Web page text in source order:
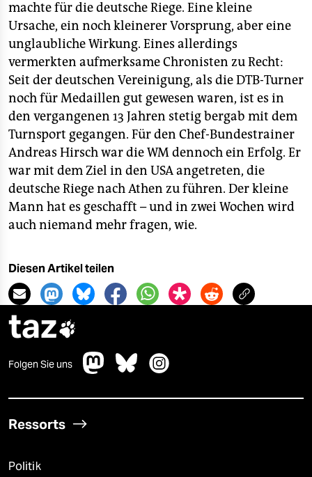
machte für die deutsche Riege. Eine kleine
Ursache, ein noch kleinerer Vorsprung, aber eine
unglaubliche Wirkung. Eines allerdings
vermerkten aufmerksame Chronisten zu Recht:
Seit der deutschen Vereinigung, als die DTB-Turner
noch für Medaillen gut gewesen waren, ist es in
den vergangenen 13 Jahren stetig bergab mit dem
Turnsport gegangen. Für den Chef-Bundestrainer
Andreas Hirsch war die WM dennoch ein Erfolg. Er
war mit dem Ziel in den USA angetreten, die
deutsche Riege nach Athen zu führen. Der kleine
Mann hat es geschafft – und in zwei Wochen wird
auch niemand mehr fragen, wie.
Diesen Artikel teilen
taz
Folgen Sie uns
Ressorts
Politik